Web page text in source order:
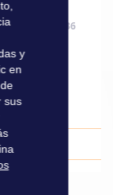
CAMSO T36
al carrito
y
en
sus